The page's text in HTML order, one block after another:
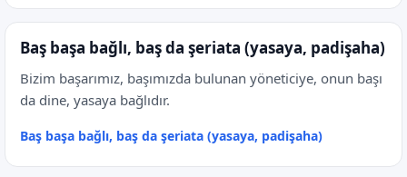
Baş başa bağlı, baş da şeriata (yasaya, padişaha)
Bizim başarımız, başımızda bulunan yöneticiye, onun başı
da dine, yasaya bağlıdır.
Baş başa bağlı, baş da şeriata (yasaya, padişaha)